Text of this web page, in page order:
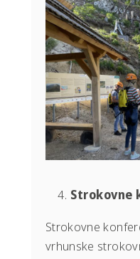
Strokovne
Strokovne
vrhunske